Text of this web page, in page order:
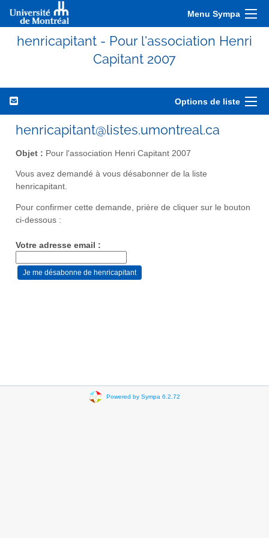
Menu Sympa
henricapitant - Pour l'association Henri
Capitant 2007
Options de liste
henricapitant@listes.umontreal.ca
Objet : Pour l'association Henri Capitant 2007
Vous avez demandé à vous désabonner de la liste
henricapitant.
Pour confirmer cette demande, prière de cliquer sur le bouton
ci-dessous :
Votre adresse email :
Powered by Sympa 6.2.72